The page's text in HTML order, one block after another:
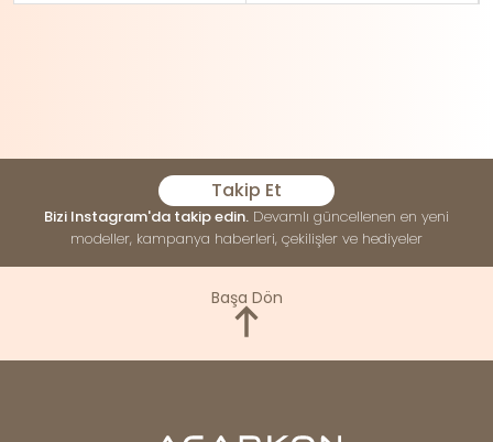
Takip Et
Bizi Instagram'da takip edin. Devamlı güncellenen en yeni
modeller, kampanya haberleri, çekilişler ve hediyeler
Başa Dön